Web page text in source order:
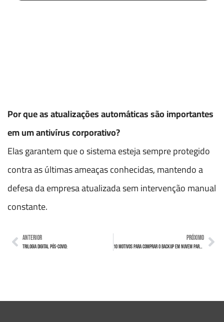
Por que as atualizações automáticas são importantes
em um antivírus corporativo?
Elas garantem que o sistema esteja sempre protegido
contra as últimas ameaças conhecidas, mantendo a
defesa da empresa atualizada sem intervenção manual
constante.
ANTERIOR
Trilogia Digital Pós-covid:
PRÓXIMO
10 motivos para comprar o Backup em Nuvem para Empresas